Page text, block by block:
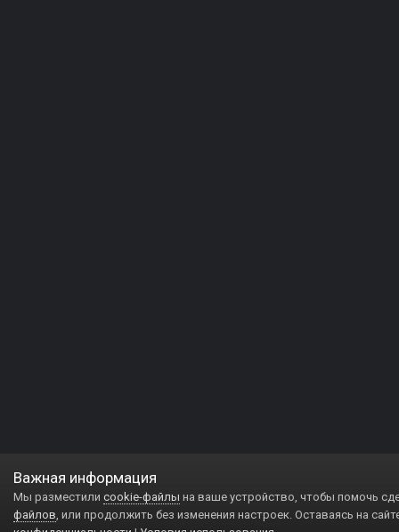
Важная информация
Мы разместили cookie-файлы на ваше устройство, чтобы помочь
файлов, или продолжить без изменения настроек. Оставаясь на